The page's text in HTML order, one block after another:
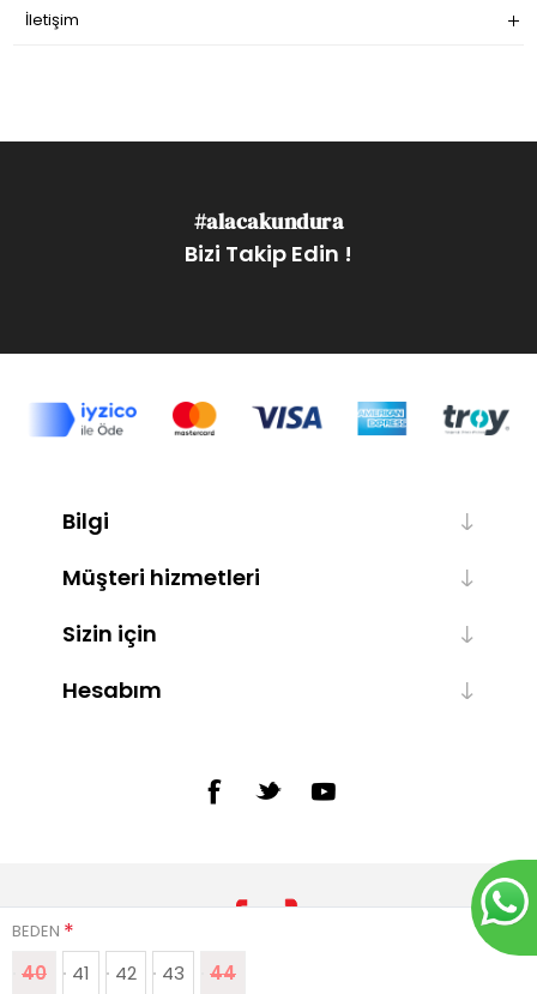
BEDEN *
40 41 42 43 44
İletişim
#alacakundura
Bizi Takip Edin !
Bilgi
Müşteri hizmetleri
Sizin için
Hesabım